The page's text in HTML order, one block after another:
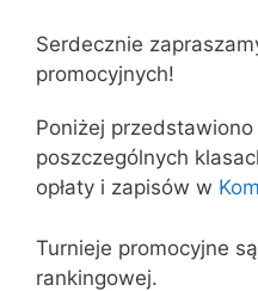
Serdecznie
promocyjnych!
Poniżej
poszczególnych
opłaty i zapisów w
Turnieje promocyjne
rankingowej.